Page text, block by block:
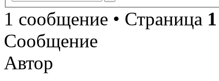
1 сообщение • Страница 1
Сообщение
Автор